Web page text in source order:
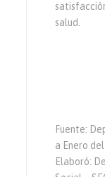
salud.
Fuente:
a Enero
Elaboró: